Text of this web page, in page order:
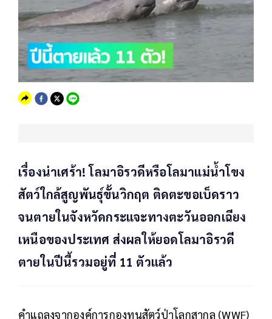
เรื่องน่าเศร้า! โลมาอิรวดีหรือโลมาแม่น้ำโขง
สัตว์ใกล้สูญพันธุ์ขั้นวิกฤต ติดตะขอเบ็ดราว
จนตายในจังหวัดกระแจะทางตะวันออกเฉียง
เหนือของประเทศ ส่งผลให้ยอดโลมาอิรวดี
ตายในปีนี้รวมอยู่ที่ 11 ตัวแล้ว
คำแถลงจากองค์การกองทุนสัตว์ป่าโลกสากล (WWF)